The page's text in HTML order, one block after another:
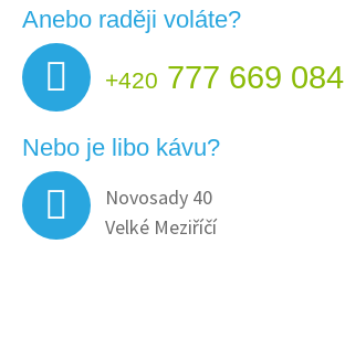
Anebo raději voláte?
+420 777 669 084
Nebo je libo kávu?
Novosady 40
Velké Meziříčí